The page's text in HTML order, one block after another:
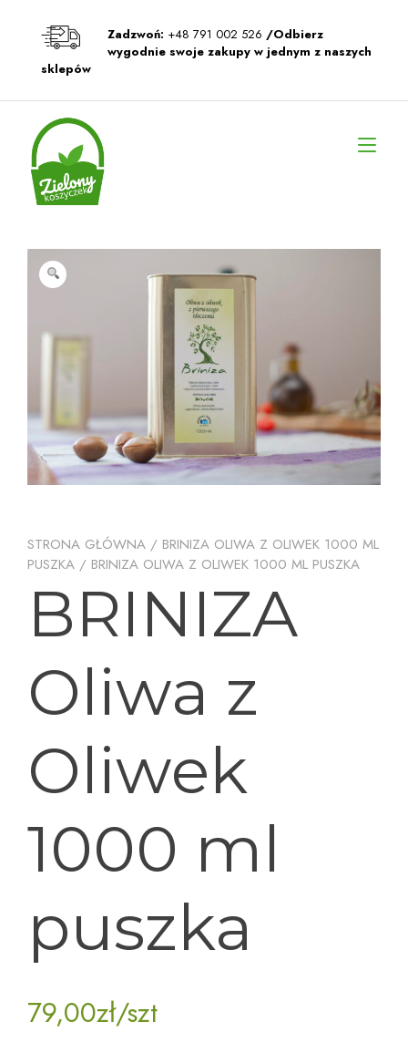
Zadzwoń: +48 791 002 526 /Odbierz
wygodnie swoje zakupy w jednym z naszych
sklepów
STRONA GŁÓWNA / BRINIZA OLIWA Z OLIWEK 1000 ML
PUSZKA / BRINIZA OLIWA Z OLIWEK 1000 ML PUSZKA
BRINIZA
Oliwa z
Oliwek
1000 ml
puszka
79,00zł/szt